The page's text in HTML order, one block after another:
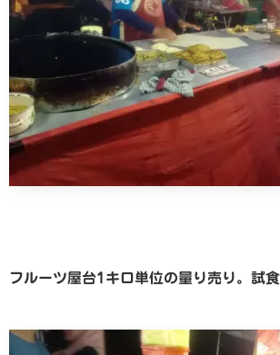
フルーツ屋台1キロ単位の量り売り。試食